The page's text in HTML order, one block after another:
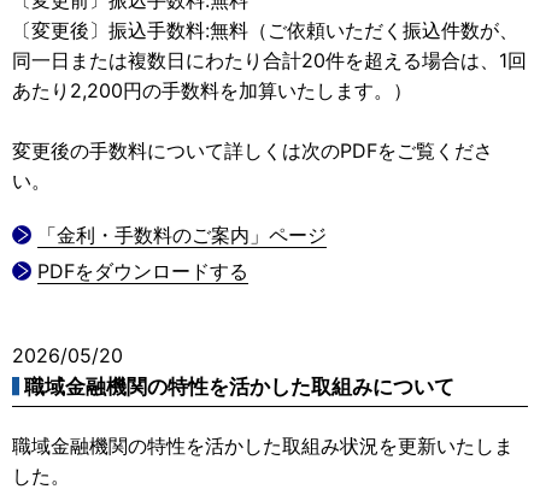
〔変更後〕振込手数料:無料（ご依頼いただく振込件数が、
同一日または複数日にわたり合計20件を超える場合は、1回
あたり2,200円の手数料を加算いたします。）
変更後の手数料について詳しくは次のPDFをご覧くださ
い。
「金利・手数料のご案内」ページ
PDFをダウンロードする
2026/05/20
職域金融機関の特性を活かした取組みについて
職域金融機関の特性を活かした取組み状況を更新いたしま
した。